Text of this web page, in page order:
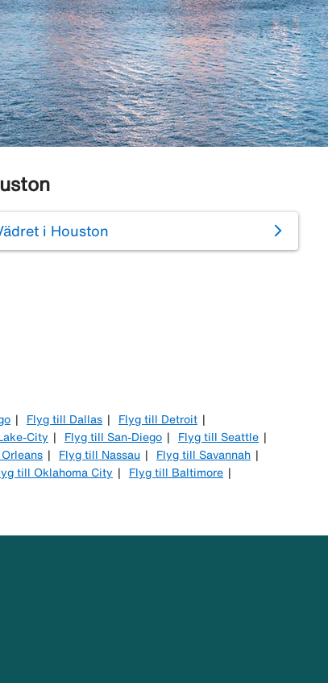
i Houston
Flyg till Dallas
Flyg till Detroit
City Flyg till San-Diego
Flyg till Seattle
Flyg till Nassau
Flyg till Savannah
till Oklahoma City
Flyg till Baltimore